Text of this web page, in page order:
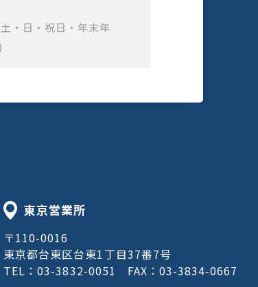
・日・祝日・年末年
東京営業所
〒110-0016
東京都台東区台東1丁目37番7号
TEL：03-3832-0051 FAX：03-3834-0667